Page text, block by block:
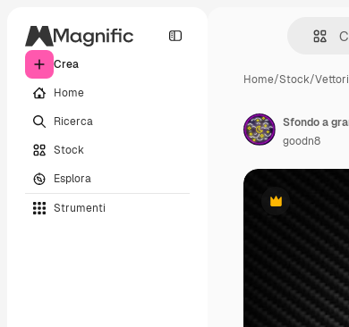
Crea
Home
Ricerca
Stock
Esplora
Strumenti
Home/Stock/Vettori
Premium
goodn8